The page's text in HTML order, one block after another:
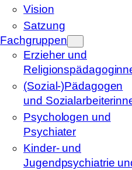
Vision
Satzung
Fachgruppen
Erzieher und
(Sozial-)Pädagogen
und
Psychologen und
Psychiater
Kinder- und
Jugendpsychiatrie